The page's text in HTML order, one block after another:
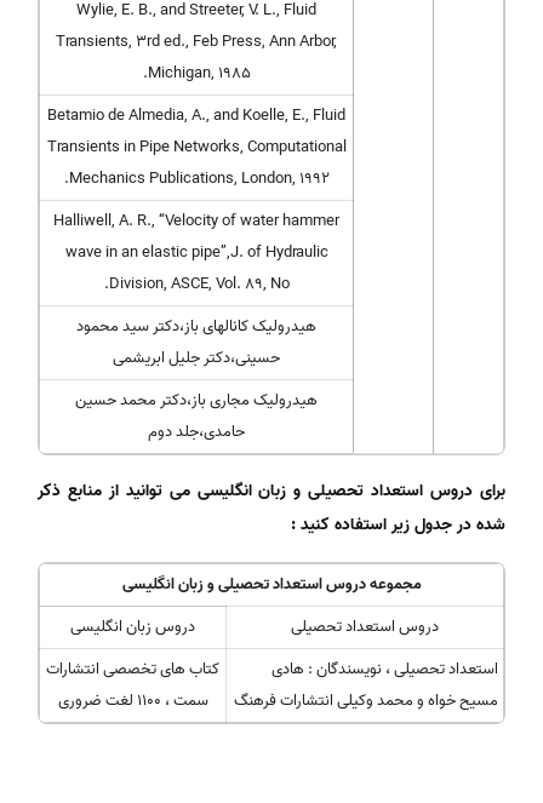
Wylie, E. B., and Streeter, V. L., Fluid
Transients, 3rd ed., Feb Press, Ann Arbor,
Michigan, 1985.
Betamio de Almedia, A., and Koelle, E., Fluid
Transients in Pipe Networks, Computational
Mechanics Publications, London, 1992.
Halliwell, A. R., “Velocity of water hammer
wave in an elastic pipe”,J. of Hydraulic
Division, ASCE, Vol. 89, No.
هیدرولیک کانالهای باز،دکتر سید محمود
حسینی،دکتر جلیل ابریشمی
هیدرولیک مجاری باز،دکتر محمد حسین
حامدی،جلد دوم
برای دروس استعداد تحصیلی و زبان انگلیسی می توانید از منابع ذکر
شده در جدول زیر استفاده کنید :
مجموعه دروس استعداد تحصیلی و زبان انگلیسی
دروس استعداد تحصیلی
دروس زبان انگلیسی
استعداد تحصیلی ، نویسندگان : هادی
مسیح خواه و محمد وکیلی انتشارات فرهنگ
کتاب های تخصصی انتشارات
سمت ، 1100 لغت ضروری